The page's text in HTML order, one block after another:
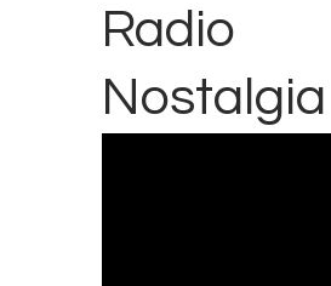
Radio
Nostalgia